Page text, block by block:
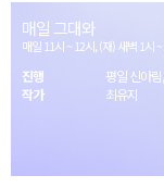
매일 그대와
매일 11시 ~ 12시, (재) 새벽 1시
진행
평일 신아
작가
최유지